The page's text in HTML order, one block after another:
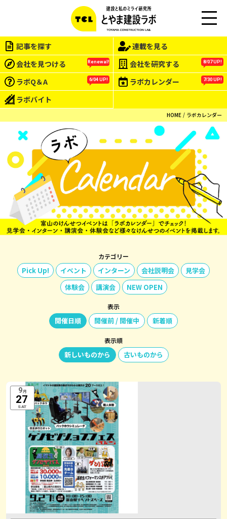
EN
記事を探す
連載を見る
会社を見つける
Renewal! 会社を研究する 8/07 UP!
ラボQ＆A 6/04 UP! ラボカレンダー 7/30 UP!
ラボバイト
HOME ラボカレンダー
カテゴリー
Pick Up! イベント インターン 会社説明会
見学会
体験会
講演会 NEW OPEN
表示
開催日順 開催前 / 開催中 新着順
表示順
新しいものから 古いものから
9月
27
SAT